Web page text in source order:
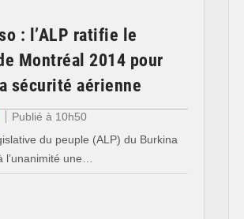
: l’ALP ratifie le
Montréal 2014 pour
sécurité aérienne
Publié à 10h50
du peuple (ALP) du Burkina
une…